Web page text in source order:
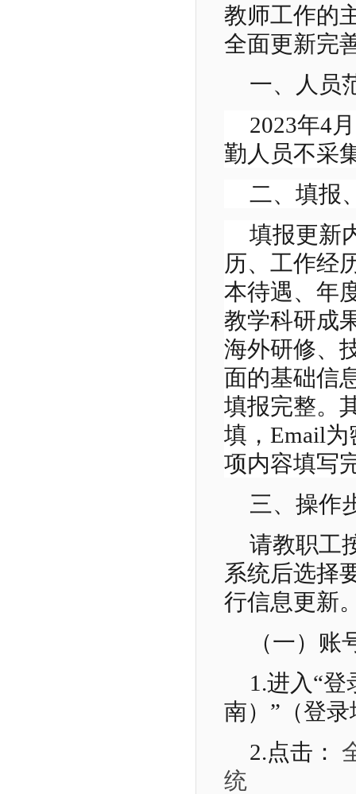
教师工作的
全面更新完
一、人员
2023年4
勤人员不采
二、填报
填报更新
历、工作经
本待遇、年
教学科研成
海外研修、
面的基础信
填报完整。
填，Email
项内容填写
三、操作
请教职工
系统后选择
行信息更新
（一）账
1.进入“
南）”（登录
2.点击：
统